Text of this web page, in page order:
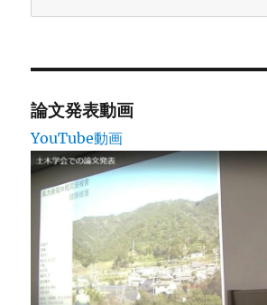
論文発表動画
YouTube動画